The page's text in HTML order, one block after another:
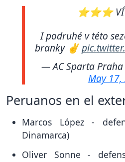
⭐⭐⭐
I podruhé v této
branky ✌️
— AC Sparta Praha
May 17,
Peruanos en el
Marcos López -
Dinamarca)
Oliver Sonne -